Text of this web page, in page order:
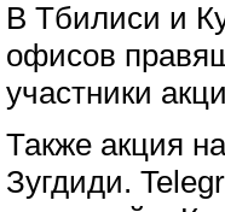
В Тбилиси и
офисов
участники
Также акция
Зугдиди.